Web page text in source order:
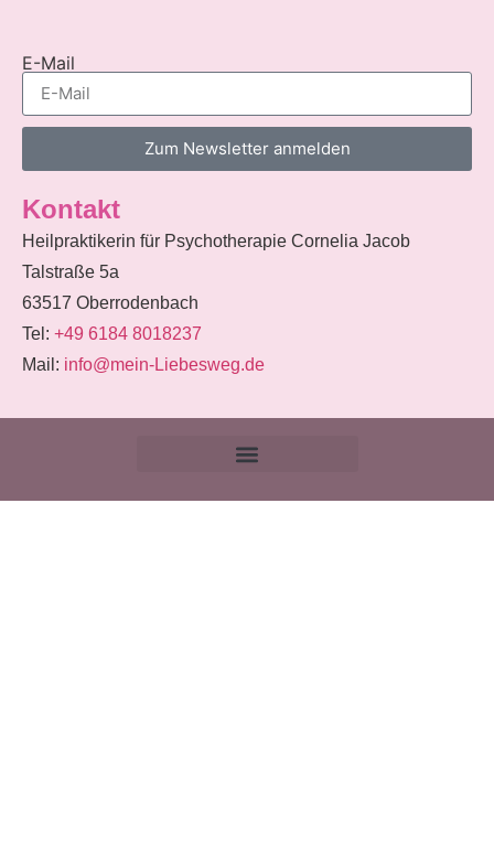
E-Mail
Zum Newsletter anmelden
Kontakt
Heilpraktikerin für Psychotherapie Cornelia Jacob
Talstraße 5a
63517 Oberrodenbach
Tel: +49 6184 8018237
Mail: info@mein-Liebesweg.de